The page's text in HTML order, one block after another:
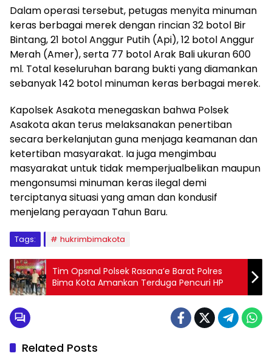
Dalam operasi tersebut, petugas menyita minuman
keras berbagai merek dengan rincian 32 botol Bir
Bintang, 21 botol Anggur Putih (Api), 12 botol Anggur
Merah (Amer), serta 77 botol Arak Bali ukuran 600
ml. Total keseluruhan barang bukti yang diamankan
sebanyak 142 botol minuman keras berbagai merek.
Kapolsek Asakota menegaskan bahwa Polsek
Asakota akan terus melaksanakan penertiban
secara berkelanjutan guna menjaga keamanan dan
ketertiban masyarakat. Ia juga mengimbau
masyarakat untuk tidak memperjualbelikan maupun
mengonsumsi minuman keras ilegal demi
terciptanya situasi yang aman dan kondusif
menjelang perayaan Tahun Baru.
Tags: hukrimbimakota
Tim Opsnal Polsek Rasana’e Barat Polres
Bima Kota Amankan Terduga Pencuri HP
Related Posts